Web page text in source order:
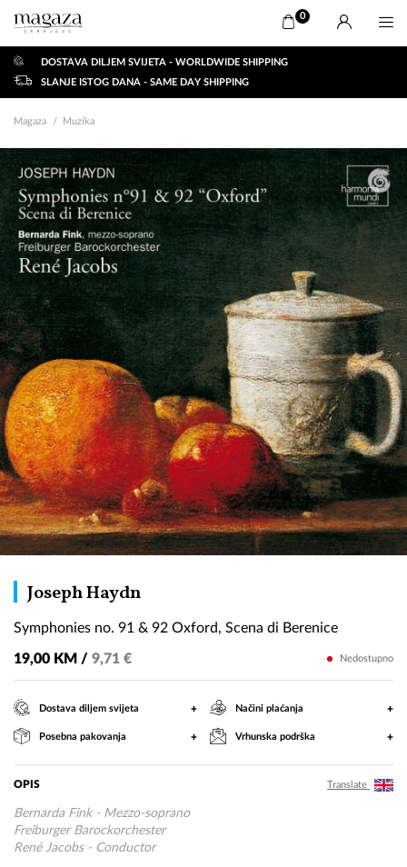
0
DOSTAVA DILJEM SVIJETA - WORLDWIDE SHIPPING
SLANJE ISTOG DANA - SAME DAY SHIPPING
Magaza Muzika
Joseph HaydnSymphonies
91
92
Oxford,
Berenice
Symphonies no. 91 & 92 Oxford, Scena di Berenice
19,00 KM / 9,71 € Nedostupno
Dostava diljem svijeta + Načini plaćanja +
Posebna pakovanja + Vrhunska podrška +
OPIS Translate
Bernarda Fink - Mezzo-soprano
Freiburger Barockorchester
René Jacobs - Conductor